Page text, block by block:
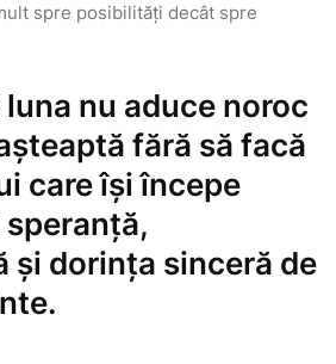
spre posibilități decât spre
luna nu aduce noroc
fără să facă
care își începe
și dorința sinceră de